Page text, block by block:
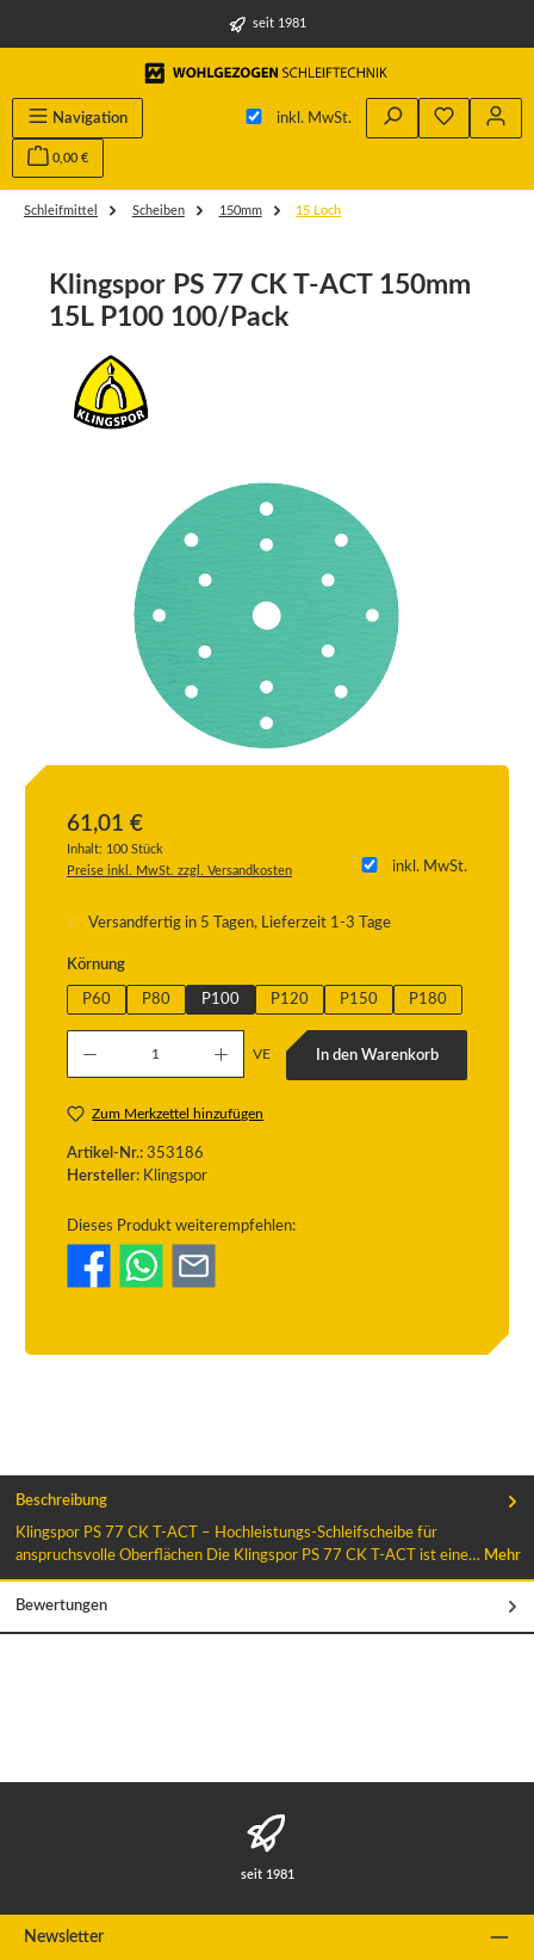
seit 1981
Navigation inkl. MwSt. Du hast 0
0,00 €
Schleifmittel Scheiben 150mm 15 Loch
Klingspor PS 77 CK T-ACT 150mm
15L P100 100/Pack
Bildergalerie überspringen
61,01 €
Inhalt: 100 Stück
inkl. MwSt.
Preise inkl. MwSt. zzgl. Versandkosten
Versandfertig in 5 Tagen, Lieferzeit 1-3 Tage
Körnungauswählen
P60 P80 P100 P120 P150 P180
Produkt Anzahl: Gib den gewünschten Wert ein oder benutze die Schaltflächen um
VE In den Warenkorb
Zum Merkzettel hinzufügen
Artikel-Nr.: 353186
Hersteller: Klingspor
Dieses Produkt weiterempfehlen:
Beschreibung
Klingspor PS 77 CK T-ACT – Hochleistungs-Schleifscheibe für
anspruchsvolle Oberflächen Die Klingspor PS 77 CK T-ACT ist eine… Mehr
Bewertungen
seit 1981
Newsletter